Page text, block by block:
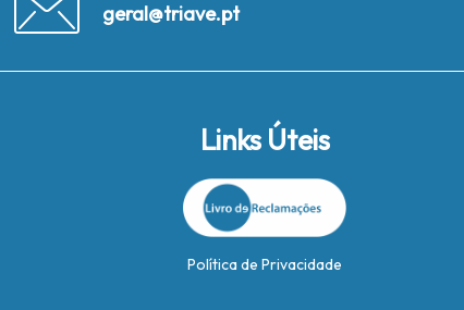
geral@triave.pt
Links Úteis
Política de Privacidade